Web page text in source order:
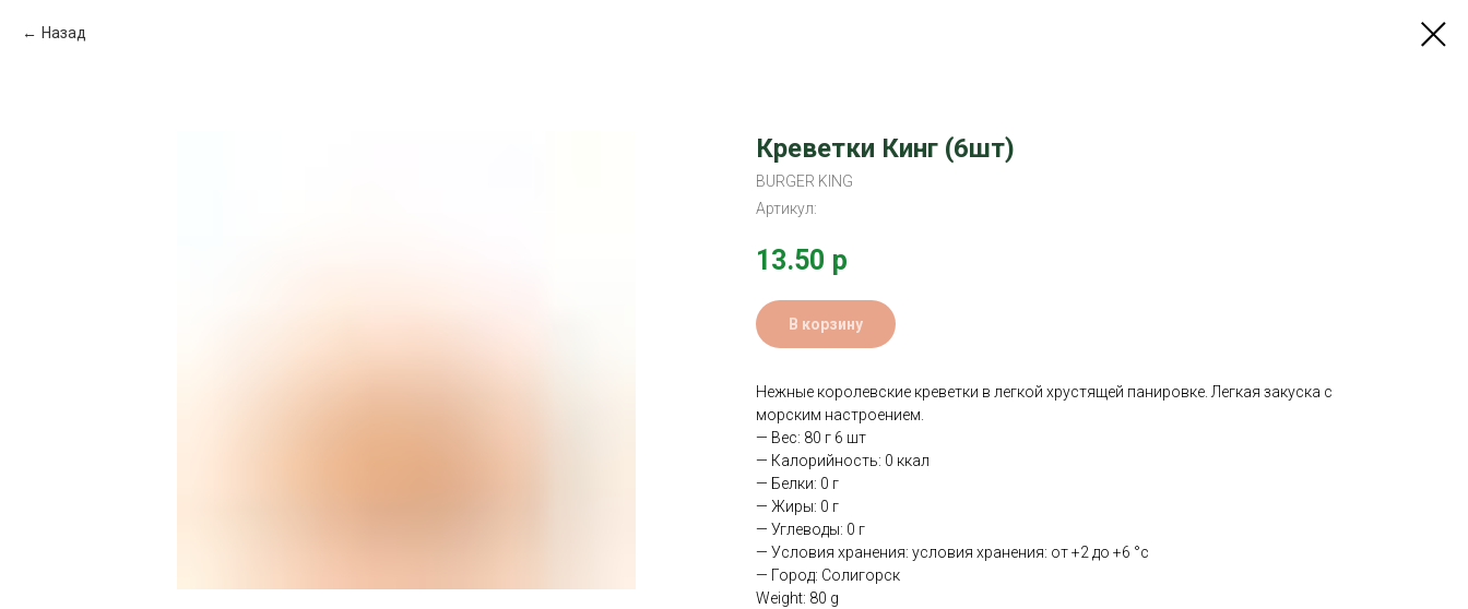
Назад
Креветки Кинг (6шт)
BURGER KING
Артикул:
13.50 р
В корзину
Нежные королевские креветки в легкой хрустящей панировке. Легкая закуска с
морским настроением.
— Вес: 80 г 6 шт
— Калорийность: 0 ккал
— Белки: 0 г
— Жиры: 0 г
— Углеводы: 0 г
— Условия хранения: условия хранения: от +2 до +6 °с
— Город: Солигорск
Weight: 80 g